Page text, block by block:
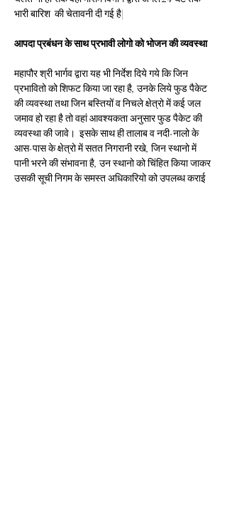
भारी बारिश  की चेतावनी दी गई है|
आपदा प्रबंधन के साथ प्रभावी लोगो को भोजन की व्यवस्था
महापौर श्री भार्गव द्वारा यह भी निर्देश दिये गये कि जिन
प्रभावितो को शिफट किया जा रहा है, उनके लिये फुड पैकेट
की व्यवस्था तथा जिन बस्तियों व निचले क्षेत्रो में कई जल
जमाव हो रहा है तो वहां आवश्यकता अनुसार फुड पैकेट की
व्यवस्था की जावे।  इसके साथ ही तालाब व नदी-नालो के
आस-पास के क्षेत्रो में सतत निगरानी रखे, जिन स्थानो में
पानी भरने की संभावना है, उन स्थानो को चिंहित किया जाकर
उसकी सूची निगम के समस्त अधिकारियो को उपलब्ध कराई